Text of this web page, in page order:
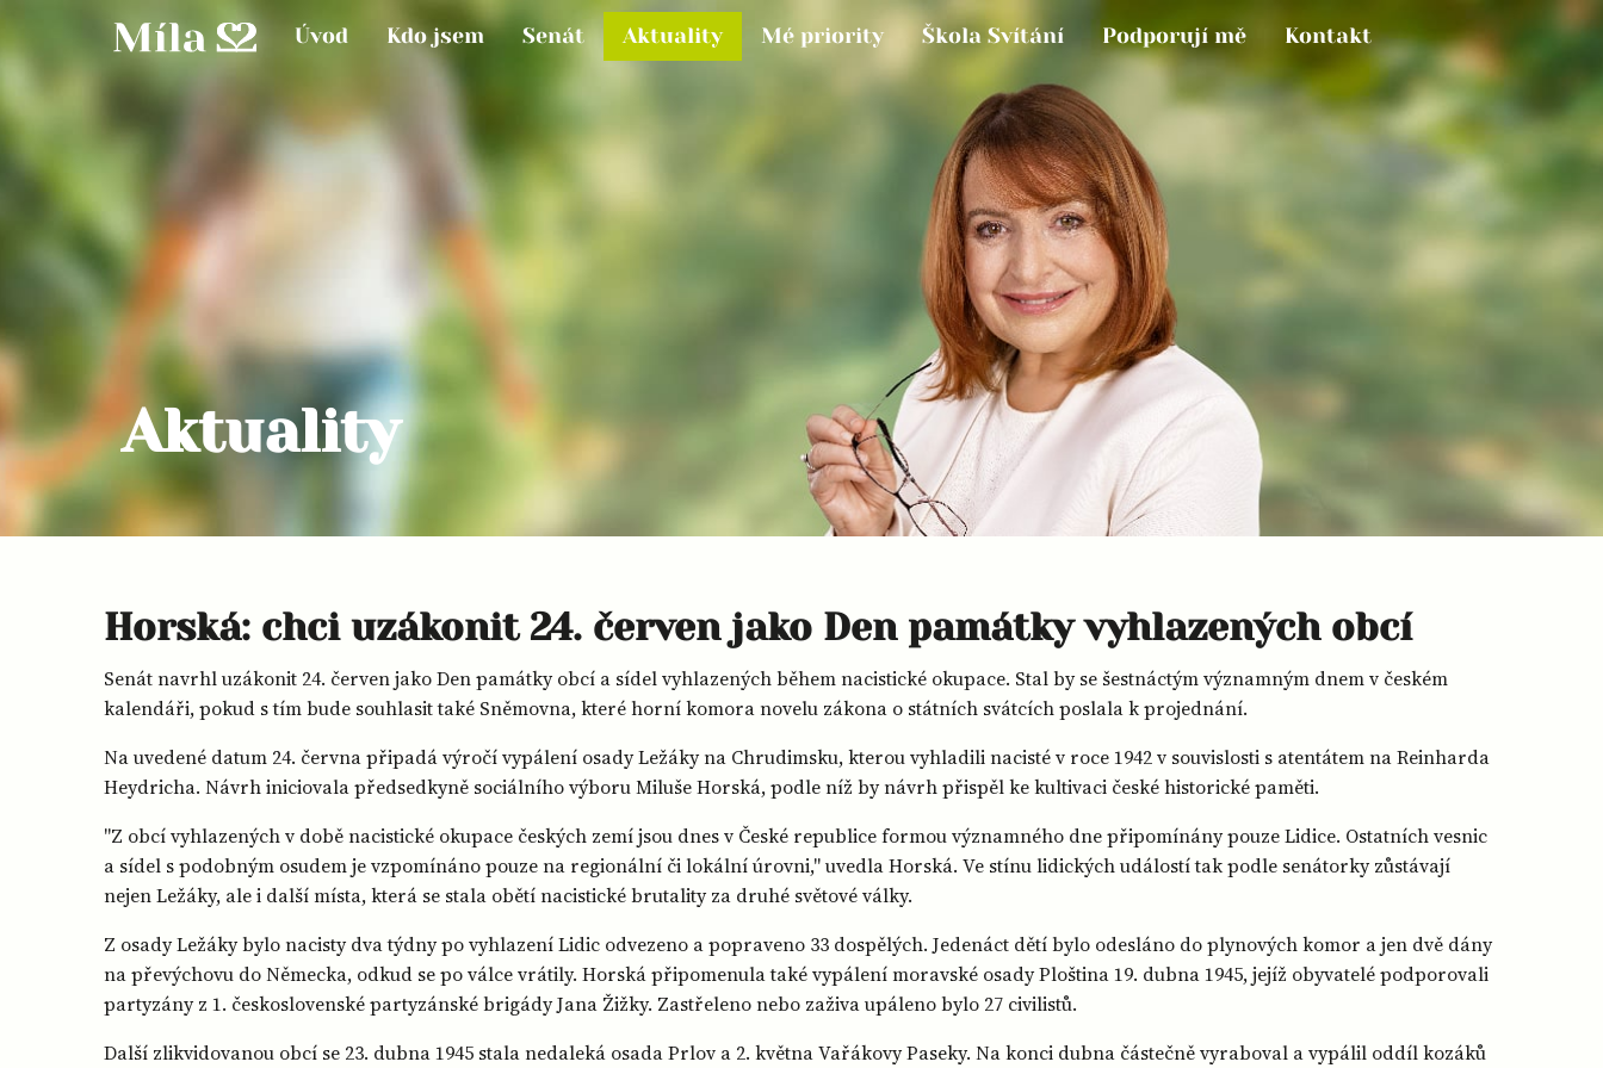
Úvod Kdo jsem Senát Aktuality Mé priority Škola Svítání Podporují mě Kontakt
Aktuality
Horská: chci uzákonit 24. červen jako Den památky vyhlazených obcí
Senát navrhl uzákonit 24. červen jako Den památky obcí a sídel vyhlazených během nacistické okupace. Stal by se šestnáctým významným dnem v českém
kalendáři, pokud s tím bude souhlasit také Sněmovna, které horní komora novelu zákona o státních svátcích poslala k projednání.
Na uvedené datum 24. června připadá výročí vypálení osady Ležáky na Chrudimsku, kterou vyhladili nacisté v roce 1942 v souvislosti s atentátem na Reinharda
Heydricha. Návrh iniciovala předsedkyně sociálního výboru Miluše Horská, podle níž by návrh přispěl ke kultivaci české historické paměti.
"Z obcí vyhlazených v době nacistické okupace českých zemí jsou dnes v České republice formou významného dne připomínány pouze Lidice. Ostatních vesnic
a sídel s podobným osudem je vzpomínáno pouze na regionální či lokální úrovni," uvedla Horská. Ve stínu lidických událostí tak podle senátorky zůstávají
nejen Ležáky, ale i další místa, která se stala obětí nacistické brutality za druhé světové války.
Z osady Ležáky bylo nacisty dva týdny po vyhlazení Lidic odvezeno a popraveno 33 dospělých. Jedenáct dětí bylo odesláno do plynových komor a jen dvě dány
na převýchovu do Německa, odkud se po válce vrátily. Horská připomenula také vypálení moravské osady Ploština 19. dubna 1945, jejíž obyvatelé podporovali
partyzány z 1. československé partyzánské brigády Jana Žižky. Zastřeleno nebo zaživa upáleno bylo 27 civilistů.
Další zlikvidovanou obcí se 23. dubna 1945 stala nedaleká osada Prlov a 2. května Vařákovy Paseky. Na konci dubna částečně vyraboval a vypálil oddíl kozáků